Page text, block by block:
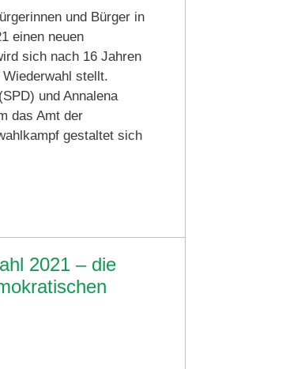
und Bürger in
einen neuen
sich nach 16 Jahren
stellt.
und Annalena
das Amt der
gestaltet sich
2021 – die